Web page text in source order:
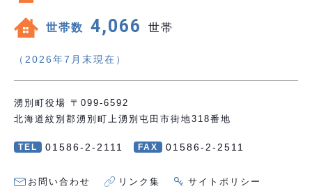
世帯数 4,066 世帯
（2026年7月末現在）
湧別町役場 〒099-6592
北海道紋別郡湧別町上湧別屯田市街地318番地
TEL 01586-2-2111 FAX 01586-2-2511
お問い合わせ リンク集 サイトポリシー